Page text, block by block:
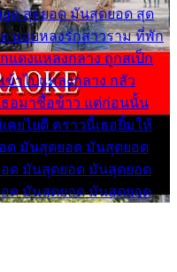
อด สุดยอด มันสุดยอด สุด
แอบหลงรักสาวราม ที่พัก
แดงแหลงกลาง ถูกสเป็ก
ข้าไปแหลงกลาง กลัว
ธอมาซื้อข้าว แต่ก่อนนั้น
คยไยดี คราวนี้เธอยิ้มให้
ด มันสุดยอด มันสุดยอด
ด มันสุดยอด มันสุดยอด
ด มันสุดยอด มันสุดยอด